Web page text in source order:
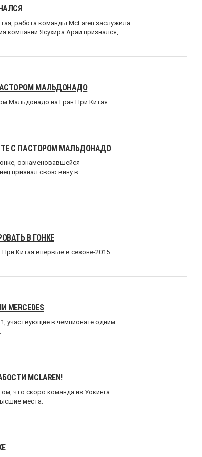
работа команды McLaren заслужила
компании Ясухира Араи признался,
МАЛЬДОНАДО
Мальдонадо на Гран При Китая
С ПАСТОРОМ МАЛЬДОНАДО
ознаменовавшейся
признал свою вину в
В ГОНКЕ
Китая впервые в сезоне-2015
участвующие в чемпионате одним
MCLAREN!
что скоро команда из Уокинга
места.